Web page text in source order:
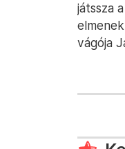
játssza
vágója